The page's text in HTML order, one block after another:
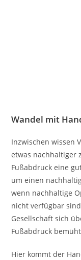
Wandel mit
Inzwischen wissen
etwas nachhaltiger
Fußabdruck eine
um einen
wenn nachhaltige
nicht verfügbar
Gesellschaft sich
Fußabdruck
Hier kommt der